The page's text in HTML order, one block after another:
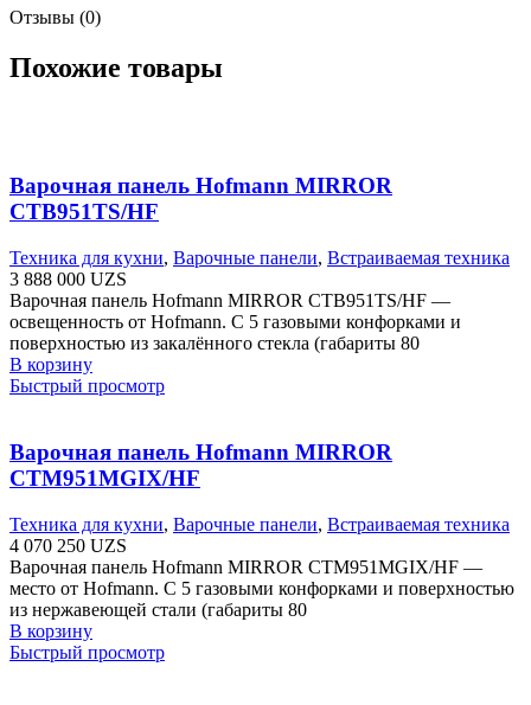
Отзывы (0)
Похожие товары
Варочная панель Hofmann MIRROR
CTB951TS/HF
Техника для кухни, Варочные панели, Встраиваемая техника
3 888 000 UZS
Варочная панель Hofmann MIRROR CTB951TS/HF —
освещенность от Hofmann. С 5 газовыми конфорками и
поверхностью из закалённого стекла (габариты 80
В корзину
Быстрый просмотр
Варочная панель Hofmann MIRROR
CTM951MGIX/HF
Техника для кухни, Варочные панели, Встраиваемая техника
4 070 250 UZS
Варочная панель Hofmann MIRROR CTM951MGIX/HF —
место от Hofmann. С 5 газовыми конфорками и поверхностью
из нержавеющей стали (габариты 80
В корзину
Быстрый просмотр